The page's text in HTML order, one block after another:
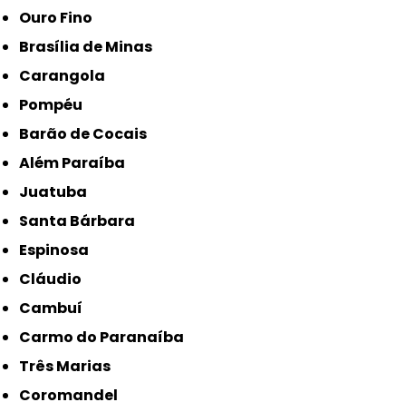
Ouro Fino
Brasília de Minas
Carangola
Pompéu
Barão de Cocais
Além Paraíba
Juatuba
Santa Bárbara
Espinosa
Cláudio
Cambuí
Carmo do Paranaíba
Três Marias
Coromandel